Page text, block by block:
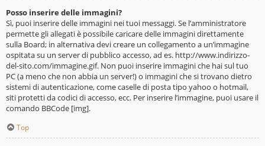
Posso inserire delle immagini?
Sì, puoi inserire delle immagini nei tuoi messaggi. Se l’amministratore
permette gli allegati è possibile caricare delle immagini direttamente
sulla Board; in alternativa devi creare un collegamento a un’immagine
ospitata su un server di pubblico accesso, ad es. http://www.indirizzo-
del-sito.com/immagine.gif. Non puoi inserire immagini che hai sul tuo
PC (a meno che non abbia un server!) o immagini che si trovano dietro
sistemi di autenticazione, come caselle di posta tipo yahoo o hotmail,
siti protetti da codici di accesso, ecc. Per inserire l’immagine, puoi usare il
comando BBCode [img].
Top